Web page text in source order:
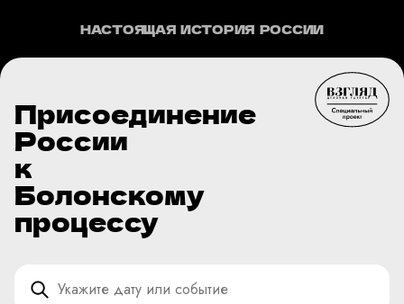
НАСТОЯЩАЯ ИСТОРИЯ РОССИИ
Присоединение
России
к
Болонскому
процессу